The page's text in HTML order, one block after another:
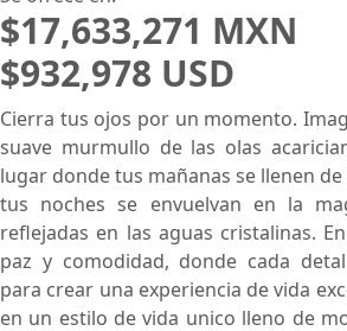
$17,633,271 MXN
$932,978 USD
Cierra tus ojos por un momento.
suave murmullo de las olas
lugar donde tus mañanas se llenen
tus noches se envuelvan en la
reflejadas en las aguas cristalinas.
paz y comodidad, donde cada
para crear una experiencia de vida
en un estilo de vida unico lleno de